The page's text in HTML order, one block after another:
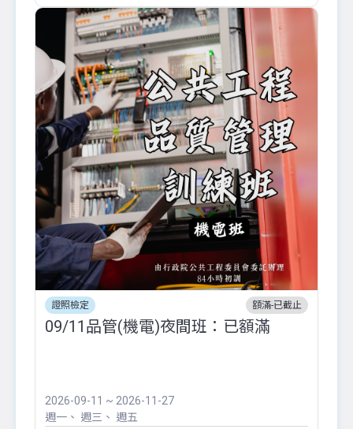
證照檢定 額滿-已截止
09/11品管(機電)夜間班：已額滿
2026-09-11 ~ 2026-11-27
週一
週三
週五